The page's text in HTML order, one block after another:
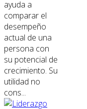
ayuda a
comparar el
desempeño
actual de una
persona con
su potencial de
crecimiento. Su
utilidad no
cons...